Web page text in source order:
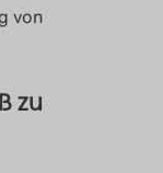
von
zu